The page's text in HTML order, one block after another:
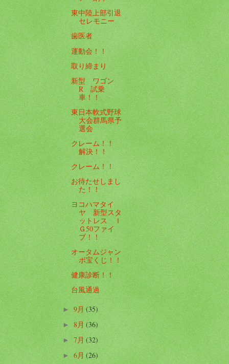
東中陸上部引退
セレモニー
歯医者
運動会！！
取り締まり
新型 ワゴン
R 試乗
車！！
東日本軟式野球
大会群馬県予
選会
クレーム！！
解決！！
クレーム！！
お待たせしまし
た！！
ヨコハマタイ
ヤ 新型スタ
ットレス Ｉ
Ｇ50ファイ
ブ！！
オータムジャン
ボ宝くじ！！
健康診断！！
台風通過
►9月(35)
►8月(36)
►7月(32)
►6月(26)